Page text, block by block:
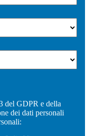
del GDPR e della
dei dati personali